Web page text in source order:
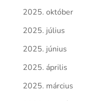
2025. október
2025. július
2025. június
2025. április
2025. március